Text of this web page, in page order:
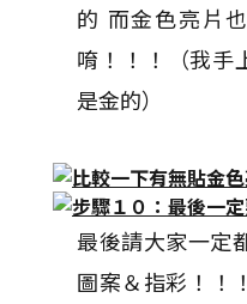
的 而金色亮片
唷！！！（我手
是金的）
最後請大家一定
圖案＆指彩！！